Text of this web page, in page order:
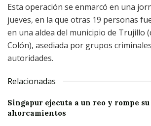
Esta operación se enmarcó en una
jueves, en la que otras 19 personas
en una aldea del municipio de Trujillo
Colón), asediada por grupos
autoridades.
Relacionadas
Singapur ejecuta a un reo y rompe
ahorcamientos